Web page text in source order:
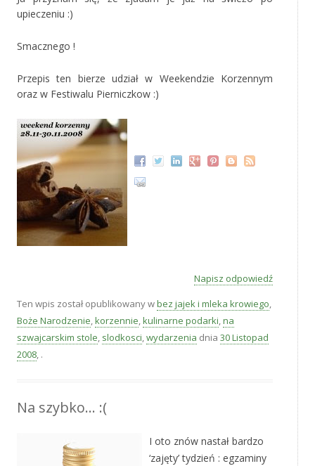
upieczeniu :)
Smacznego !
Przepis ten bierze udział w Weekendzie Korzennym
oraz w Festiwalu Pierniczkow :)
Napisz odpowiedź
Ten wpis został opublikowany wbez jajek i mleka krowiego,
Boże Narodzenie,korzennie,kulinarne podarki,na
szwajcarskim stole, slodkosci,wydarzenia dnia 30 Listopad
2008, .
Na szybko… :(
I oto znów nastał bardzo
‘zajęty’ tydzień : egzaminy